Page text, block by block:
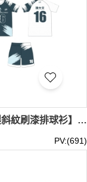
【大量訂製斜紋刷漆排球衫】｜醒目對比色調｜V型領口剪裁｜褲管呼應上衣印花｜現貨主推｜排球服專賣店 SKTAFC046-FCLQF-2504261
PV:(691)